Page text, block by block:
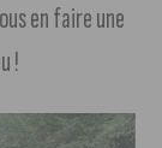
en faire une
!